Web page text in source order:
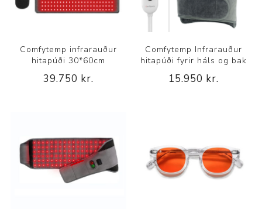
Comfytemp infrarauður
hitapúði 30*60cm
39.750 kr.
Comfytemp Infrarauður
hitapúði fyrir háls og bak
15.950 kr.